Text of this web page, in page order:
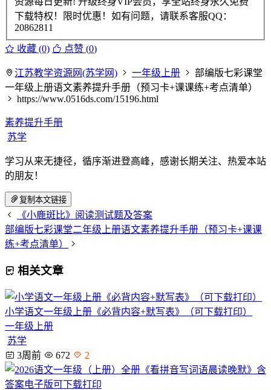
下载特权！限时优惠！如有问题，请联系客服QQ：
20862811
收藏 (0) 点赞 (0)
江苏教学资源网(苏学网) 一年级上册
部编版七彩课堂
一年级上册语文素养提升手册（预习卡+课课练+考点清单）
https://www.0516ds.com/15196.html
素养提升手册
苏学
学习从来无捷径，循序渐进登高峰，感谢长期关注、热爱本站
的朋友！
复制本文链接
《小鹿斑比》阅读测试题及答案
部编版七彩课堂二年级上册语文素养提升手册（预习卡+课课
练+考点清单）
相关文章
小学语文一年级上册《必背内容+默写表》（可下载打印）
一年级上册
苏学
3周前
672 2